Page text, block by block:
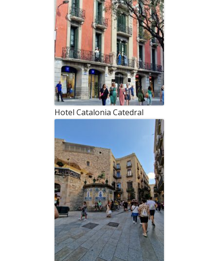
Hotel Catalonia Catedral